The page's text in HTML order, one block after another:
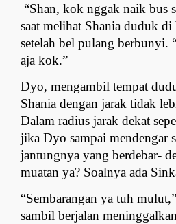
saat melihat Shania duduk
setelah bel pulang berbunyi.
aja kok.”
Dyo, mengambil tempat
Shania dengan jarak tidak
Dalam radius jarak dekat
jika Dyo sampai mendengar
jantungnya yang berdebar-
muatan ya? Soalnya ada
“Sembarangan ya tuh
sambil berjalan